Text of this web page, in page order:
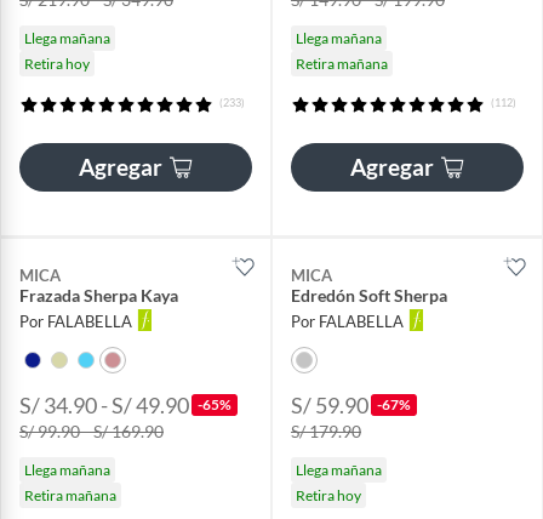
Llega mañana
Retira hoy
(233)
Agregar
Llega mañana
Retira mañana
(112)
Agregar
MICA
Frazada Sherpa Kaya
Por FALABELLA
S/ 34.90 - S/ 49.90 -65%
S/ 99.90 - S/ 169.90
Llega mañana
Retira mañana
MICA
Edredón Soft Sherpa
Por FALABELLA
S/ 59.90 -67%
S/ 179.90
Llega mañana
Retira hoy